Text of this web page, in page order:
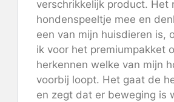
verschrikkelijk product. Het
hondenspeeltje mee en
een van mijn huisdieren is,
ik voor het premiumpakket
herkennen welke van mijn
voorbij loopt. Het gaat de
en zegt dat er beweging is